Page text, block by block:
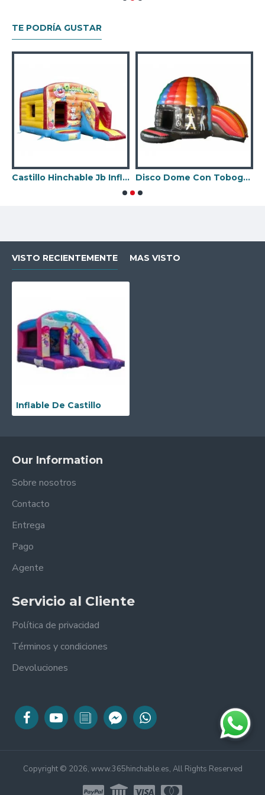
TE PODRÍA GUSTAR
Castillo Hinchable Jb Inflatables Disco Dome Con Tobogan
VISTO RECIENTEMENTE MAS VISTO
Inflable De Castillo
Our Information
Sobre nosotros
Contacto
Entrega
Pago
Agente
Servicio al Cliente
Política de privacidad
Términos y condiciones
Devoluciones
Copyright © 2026, www.365hinchable.es, All Rights Reserved